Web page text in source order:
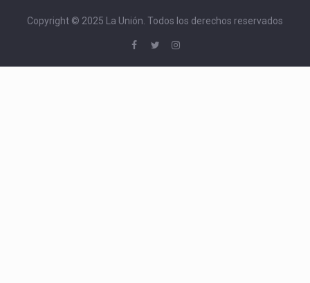
Copyright © 2025 La Unión. Todos los derechos reservados